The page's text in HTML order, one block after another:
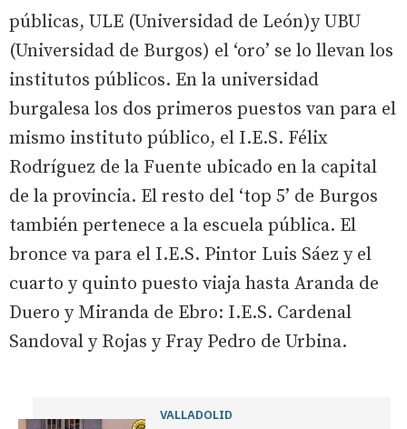
públicas, ULE (Universidad de León)y UBU
(Universidad de Burgos) el ‘oro’ se lo llevan los
institutos públicos. En la universidad
burgalesa los dos primeros puestos van para el
mismo instituto público, el I.E.S. Félix
Rodríguez de la Fuente ubicado en la capital
de la provincia. El resto del ‘top 5’ de Burgos
también pertenece a la escuela pública. El
bronce va para el I.E.S. Pintor Luis Sáez y el
cuarto y quinto puesto viaja hasta Aranda de
Duero y Miranda de Ebro: I.E.S. Cardenal
Sandoval y Rojas y Fray Pedro de Urbina.
VALLADOLID